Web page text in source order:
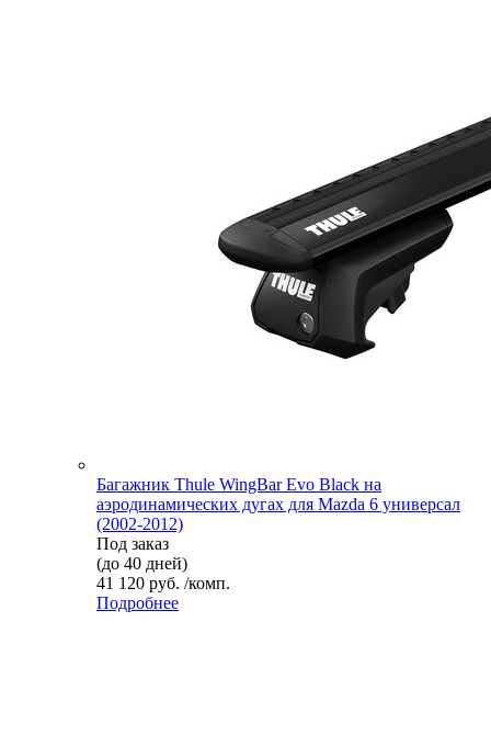
Багажник Thule WingBar Evo Black на
аэродинамических дугах для Mazda 6 универсал
(2002-2012)
Под заказ
(до 40 дней)
41 120 руб. /комп.
Подробнее